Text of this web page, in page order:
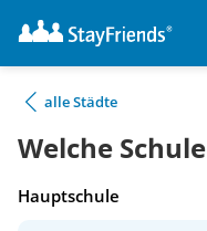
alle Städte
Welche
Hauptschule